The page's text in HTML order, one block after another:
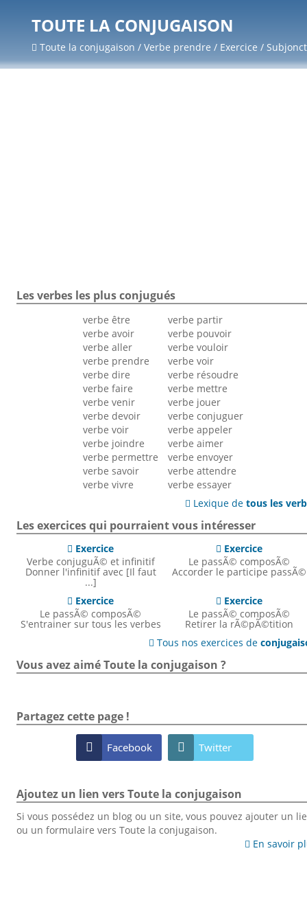
TOUTE LA CONJUGAISON
Toute la conjugaison / Verbe prendre / Exercice /
Les verbes les plus conjugués
verbe être
verbe avoir
verbe aller
verbe prendre
verbe dire
verbe faire
verbe venir
verbe devoir
verbe voir
verbe joindre
verbe permettre
verbe savoir
verbe vivre
verbe partir
verbe pouvoir
verbe vouloir
verbe voir
verbe résoudre
verbe mettre
verbe jouer
verbe conjuguer
verbe appeler
verbe aimer
verbe envoyer
verbe attendre
verbe essayer
 Lexique detous les
Les exercices qui pourraient vous intéresser
 Exercice
Verbe conjuguÃ© et infinitif
Donner l'infinitif avec [Il faut
...]
 Exercice
Le passÃ© composÃ©
Accorder le participe passÃ©
 Exercice
Le passÃ© composÃ©
S'entrainer sur tous les verbes
 Exercice
Le passÃ© composÃ©
Retirer la rÃ©pÃ©tition
 Tous nos exercices de
Vous avez aimé Toute la conjugaison ?
Partagez cette page !
 Facebook  Twitter
Ajoutez un lien vers Toute la conjugaison
Si vous possédez un blog ou un site, vous pouvez ajouter un
ou un formulaire vers Toute la conjugaison.
 En savoir